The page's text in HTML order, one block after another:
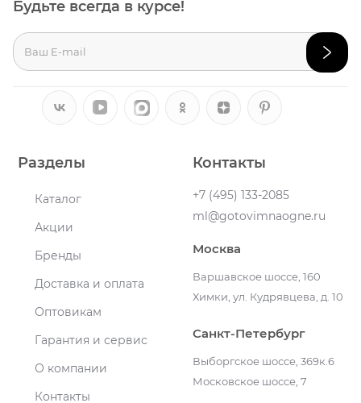
Разделы
Каталог
Акции
Бренды
Доставка и оплата
Оптовикам
Гарантия и сервис
О компании
Контакты
Контакты
+7 (495) 133-2085
ml@gotovimnaogne.ru
Москва
Варшавское шоссе, 160
Химки, ул. Кудрявцева, д. 10
Санкт-Петербург
Выборгское шоссе, 369к.6
Московское шоссе, 7
Будьте всегда в курсе!